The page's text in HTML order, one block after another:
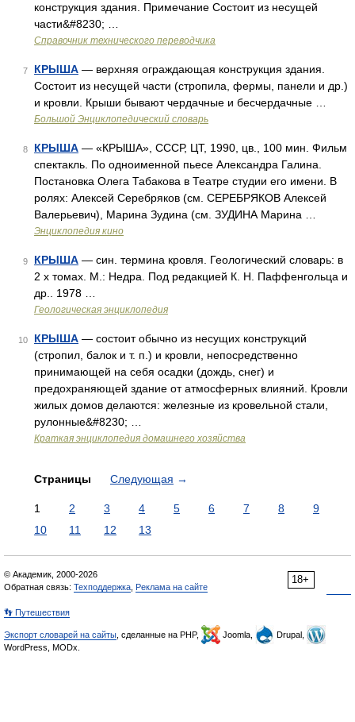
конструкция здания. Примечание Состоит из несущей
части&#8230; …
Справочник технического переводчика
7 КРЫША — верхняя ограждающая конструкция здания.
Состоит из несущей части (стропила, фермы, панели и др.)
и кровли. Крыши бывают чердачные и бесчердачные …
Большой Энциклопедический словарь
8 КРЫША — «КРЫША», СССР, ЦТ, 1990, цв., 100 мин. Фильм
спектакль. По одноименной пьесе Александра Галина.
Постановка Олега Табакова в Театре студии его имени. В
ролях: Алексей Серебряков (см. СЕРЕБРЯКОВ Алексей
Валерьевич), Марина Зудина (см. ЗУДИНА Марина …
Энциклопедия кино
9 КРЫША — син. термина кровля. Геологический словарь: в
2 х томах. М.: Недра. Под редакцией К. Н. Паффенгольца и
др.. 1978 …
Геологическая энциклопедия
10 КРЫША — состоит обычно из несущих конструкций
(стропил, балок и т. п.) и кровли, непосредственно
принимающей на себя осадки (дождь, снег) и
предохраняющей здание от атмосферных влияний. Кровли
жилых домов делаются: железные из кровельной стали,
рулонные&#8230; …
Краткая энциклопедия домашнего хозяйства
Страницы Следующая →
1 2 3 4 5 6 7 8
9
10
11 12 13
18+
© Академик, 2000-2026
Обратная связь: Техподдержка Реклама на сайте
👣 Путешествия
Экспорт словарей на сайты , сделанные на PHP, Joomla,
Drupal,
WordPress, MODx.